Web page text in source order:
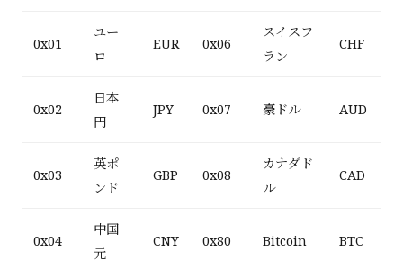
0x01
ユー
ロ
EUR 0x06
スイスフ
ラン
CHF
0x02
日本
円
JPY 0x07 豪ドル AUD
0x03
英ポ
ンド
GBP 0x08
カナダド
ル
CAD
0x04
中国
元
CNY 0x80 Bitcoin BTC